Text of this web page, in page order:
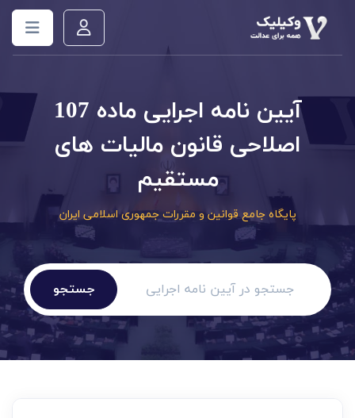
آیین نامه اجرایی ماده 107
اصلاحی قانون مالیات های
مستقیم
پایگاه جامع قوانین و مقررات جمهوری اسلامی ایران
جستجو